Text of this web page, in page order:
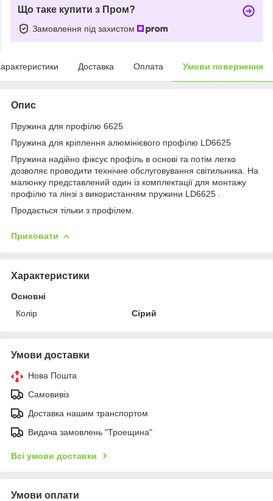
Що таке купити з Пром?
Замовлення під захистом
Доставка Оплата Умови повернення
Опис
Пружина для профілю 6625
Пружина для кріплення алюмінієвого профілю LD6625
Пружина надійно фіксує профіль в основі та потім легко
дозволяє проводити технічне обслуговування світильника. На
малюнку представлений один із комплектації для монтажу
профілю та лінзі з використанням пружини LD6625 .
Продається тільки з профілем.
Приховати
Характеристики
Основні
Колір
Сірий
Умови доставки
Нова Пошта
Самовивіз
Доставка нашим транспортом
Видача замовлень "Троещина"
Всі умови доставки
Умови оплати